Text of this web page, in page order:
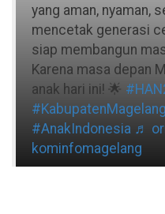
yang aman, nyaman,
mencetak generasi
siap membangun
Karena masa depan
anak hari ini! 🌟
#KabupatenMagelang
#AnakIndonesia ♬
kominfomagelang